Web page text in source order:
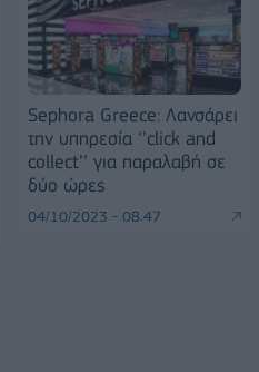
Sephora Greece: Λανσάρει
την υπηρεσία ‘’click and
collect’’ για παραλαβή σε
δύο ώρες
04/10/2023 - 08:47